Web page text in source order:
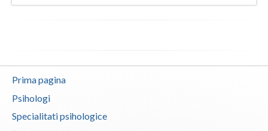
Olt
Prima pagina
Psihologi
Specialitati psihologice